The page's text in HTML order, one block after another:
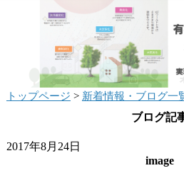
トップページ > 新着情報・ブログ一
ブログ記
2017年8月24日
image